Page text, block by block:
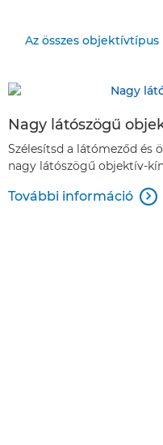
Az összes
Nagy látószögű
Szélesítsd a látómeződ és
nagy látószögű objektív-
További információ 